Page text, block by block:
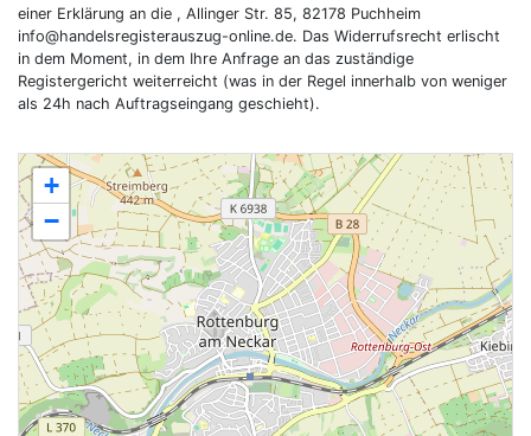
+
−
einer Erklärung an die , Allinger Str. 85, 82178 Puchheim
info@handelsregisterauszug-online.de. Das Widerrufsrecht erlischt
in dem Moment, in dem Ihre Anfrage an das zuständige
Registergericht weiterreicht (was in der Regel innerhalb von weniger
als 24h nach Auftragseingang geschieht).